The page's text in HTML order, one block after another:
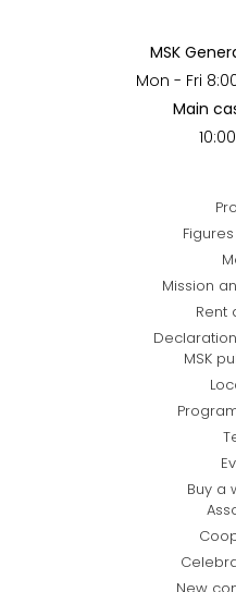
MSK
Mon - Fri
Main
Mission
Rent
MSK
Buy a